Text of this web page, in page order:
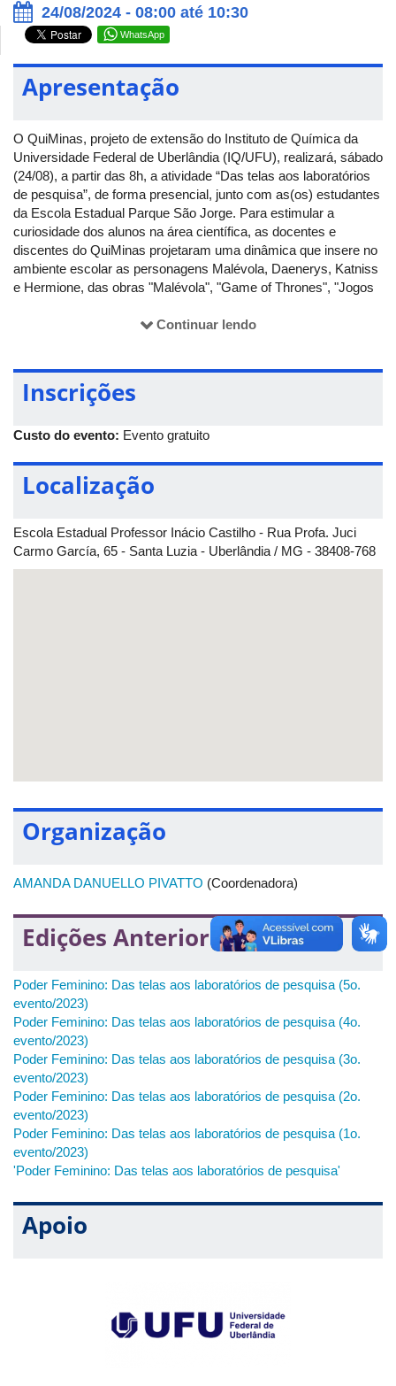
24/08/2024 - 08:00 até 10:30
WhatsApp
Apresentação
O QuiMinas, projeto de extensão do Instituto de Química da
Universidade Federal de Uberlândia (IQ/UFU), realizará, sábado
(24/08), a partir das 8h, a atividade “Das telas aos laboratórios
de pesquisa”, de forma presencial, junto com as(os) estudantes
da Escola Estadual Parque São Jorge. Para estimular a
curiosidade dos alunos na área científica, as docentes e
discentes do QuiMinas projetaram uma dinâmica que insere no
ambiente escolar as personagens Malévola, Daenerys, Katniss
e Hermione, das obras "Malévola", "Game of Thrones", "Jogos
A atividade consiste na divisão dos alunos em quatro equipes
estão escondidas na escola. As equipes deverão encontrar as
personagens e realizar um experimento, instruído, relacionado à
história de cada uma. Quando o experimento for concluído, as
equipe responda. Quando acertarem as charadas, será feita
uma marca com tinta na equipe e o grupo deve seguir para a
busca da próxima personagem. Vence a equipe que responder
primeiro a todas as questões das quatro personagens.
Continuar lendo
Inscrições
Custo do evento: Evento gratuito
Localização
Escola Estadual Professor Inácio Castilho - Rua Profa. Juci
Carmo García, 65 - Santa Luzia - Uberlândia / MG - 38408-768
Organização
AMANDA DANUELLO PIVATTO (Coordenadora)
Edições Anteriores
Poder Feminino: Das telas aos laboratórios de pesquisa (5o.
evento/2023)
Poder Feminino: Das telas aos laboratórios de pesquisa (4o.
evento/2023)
Poder Feminino: Das telas aos laboratórios de pesquisa (3o.
evento/2023)
Poder Feminino: Das telas aos laboratórios de pesquisa (2o.
evento/2023)
Poder Feminino: Das telas aos laboratórios de pesquisa (1o.
evento/2023)
'Poder Feminino: Das telas aos laboratórios de pesquisa'
Apoio